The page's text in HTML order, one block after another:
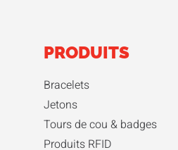
PRODUITS
Bracelets
Jetons
Tours de cou & badges
Produits RFID